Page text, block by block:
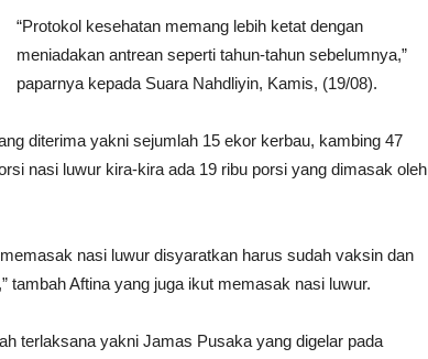
“Protokol kesehatan memang lebih ketat dengan
meniadakan antrean seperti tahun-tahun sebelumnya,”
paparnya kepada Suara Nahdliyin, Kamis, (19/08).
diterima yakni sejumlah 15 ekor kerbau, kambing 47
nasi luwur kira-kira ada 19 ribu porsi yang dimasak oleh
nasi luwur disyaratkan harus sudah vaksin dan
tambah Aftina yang juga ikut memasak nasi luwur.
terlaksana yakni Jamas Pusaka yang digelar pada